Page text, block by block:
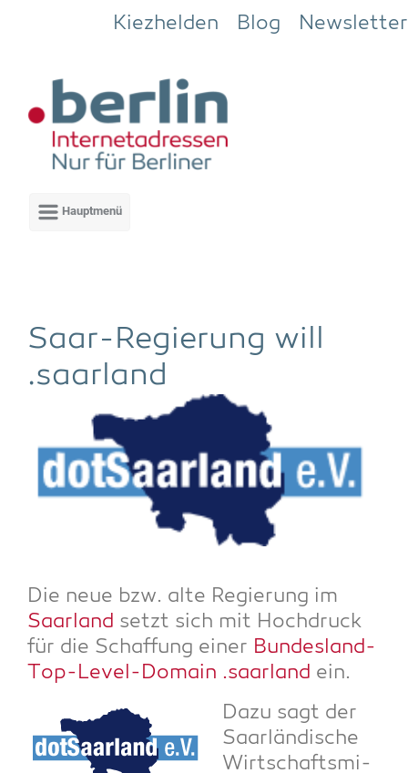
Zum Hauptinhalt springen
Kiezhelden Blog Newsletter
Saar-Regie­rung will
.saar­land
Die neue bzw. alte Regie­rung im
Saar­land setzt sich mit Hoch­druck
für die Schaf­fung einer Bun­des­land-
Top-Level-Domain .saar­land ein.
Dazu sagt der
Saar­län­di­sche
Wirt­schafts­mi­